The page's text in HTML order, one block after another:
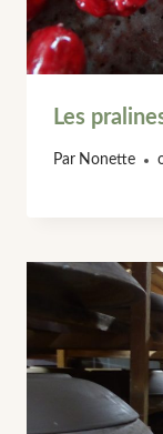
Les
Par Nonette